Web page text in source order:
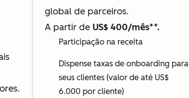
global de parceiros.
A partir de US$ 400/mês**.
Participação na receita
Dispense taxas de onboarding para
seus clientes (valor de até US$
6.000 por cliente)